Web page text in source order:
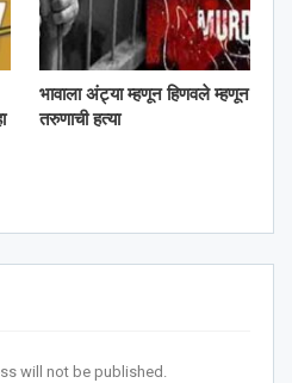
भावाला अंट्या म्हणून हिणवले म्हणून
तरुणाची हत्या
will not be published.